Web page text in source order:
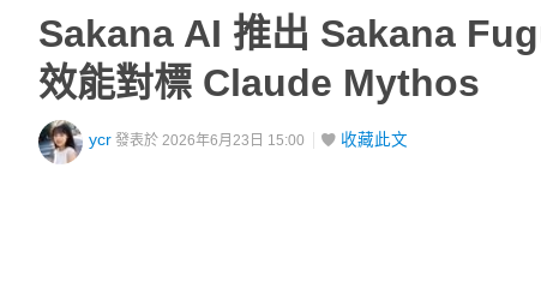
Sakana AI 推出 Sakana
效能對標 Claude Mythos
ycr 發表於 2026年6月23日 15:00 收藏此文